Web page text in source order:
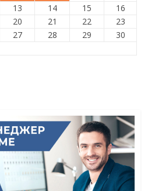
13 14 15
16
20 21 22
23
27 28 29
30